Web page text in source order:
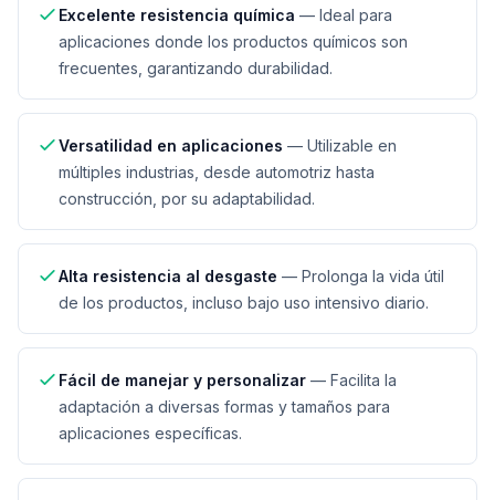
Excelente resistencia química — Ideal para
aplicaciones donde los productos químicos son
frecuentes, garantizando durabilidad.
Versatilidad en aplicaciones — Utilizable en
múltiples industrias, desde automotriz hasta
construcción, por su adaptabilidad.
Alta resistencia al desgaste — Prolonga la vida útil
de los productos, incluso bajo uso intensivo diario.
Fácil de manejar y personalizar — Facilita la
adaptación a diversas formas y tamaños para
aplicaciones específicas.